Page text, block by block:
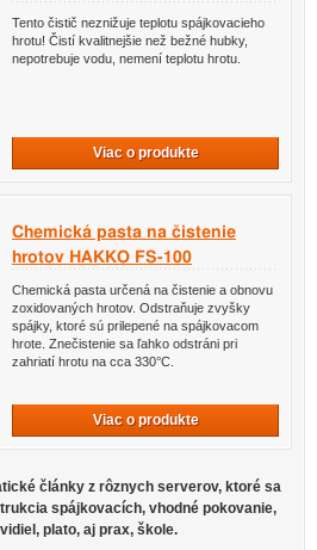
Tento čistič neznižuje teplotu spájkovacieho
hrotu! Čistí kvalitnejšie než bežné hubky,
nepotrebuje vodu, nemení teplotu hrotu.
Viac o produkte
Chemická pasta na čistenie
hrotov HAKKO FS-100
Chemická pasta určená na čistenie a obnovu
zoxidovaných hrotov. Odstraňuje zvyšky
spájky, ktoré sú prilepené na spájkovacom
hrote. Znečistenie sa ľahko odstráni pri
zahriatí hrotu na cca 330°C.
Viac o produkte
články z rôznych serverov, ktoré sa
spájkovacích, vhodné pokovanie,
plato, aj prax, škole.